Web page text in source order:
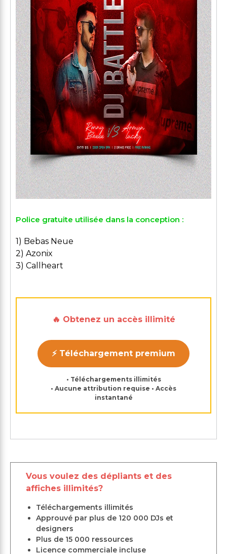
Police gratuite utilisée dans la conception :
1) Bebas Neue
2) Azonix
3) Callheart
🔥 Obtenez un accès illimité
⚡ Téléchargement premium
• Téléchargements illimités
• Aucune attribution requise • Accès
instantané
Vous voulez des dépliants et des
affiches illimités?
Téléchargements illimités
Approuvé par plus de 120 000 DJs et
designers
Plus de 15 000 ressources
Licence commerciale incluse